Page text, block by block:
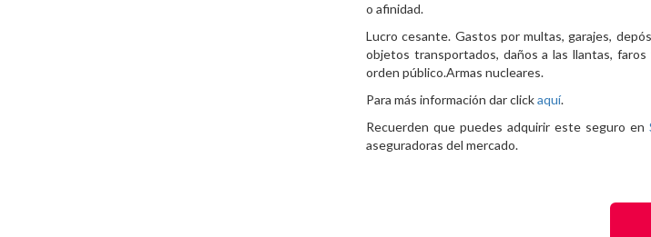
o afinidad.
Lucro cesante. Gastos por multas, garajes,
objetos transportados, daños a las llantas,
orden público.Armas nucleares.
Para más información dar clickaquí.
Recuerden que puedes adquirir este seguro en
aseguradoras del mercado.